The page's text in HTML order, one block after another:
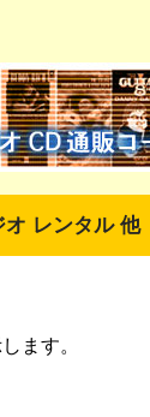
オ レンタル 他
ます。